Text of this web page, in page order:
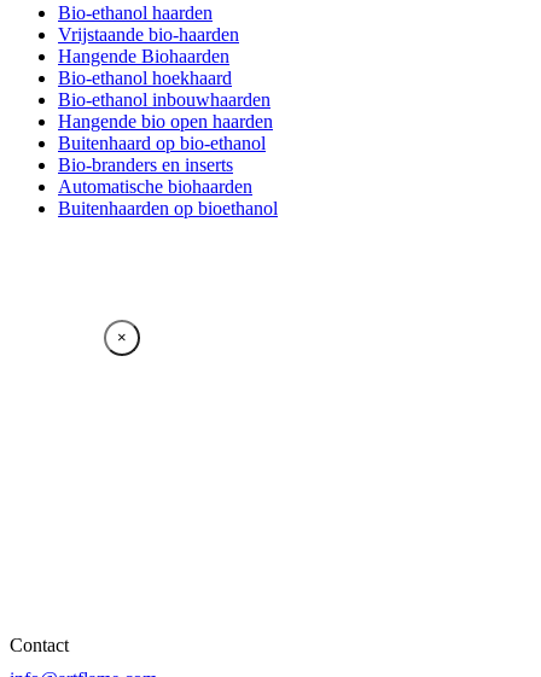
Bio-ethanol haarden
Vrijstaande bio-haarden
Hangende Biohaarden
Bio-ethanol hoekhaard
Bio-ethanol inbouwhaarden
Hangende bio open haarden
Buitenhaard op bio-ethanol
Bio-branders en inserts
Automatische biohaarden
Buitenhaarden op bioethanol
×
Contact